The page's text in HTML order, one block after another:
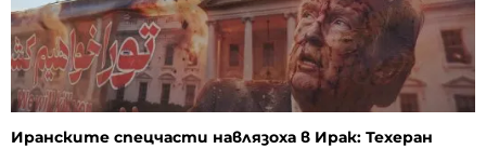
Иранските спецчасти навлязоха в Ирак: Техеран